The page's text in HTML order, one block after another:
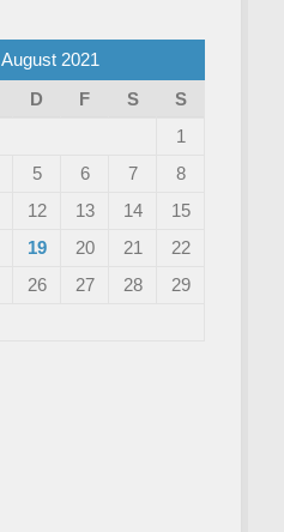
August 2021
D F S
S
1
5 6 7
8
12 13 14
15
19 20 21
22
26 27 28
29